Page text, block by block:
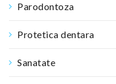
Parodontoza
Protetica dentara
Sanatate